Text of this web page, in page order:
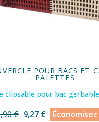
POUR BACS ET
PALETTES
clipsable pour bac
€ 9,27 € Économisez